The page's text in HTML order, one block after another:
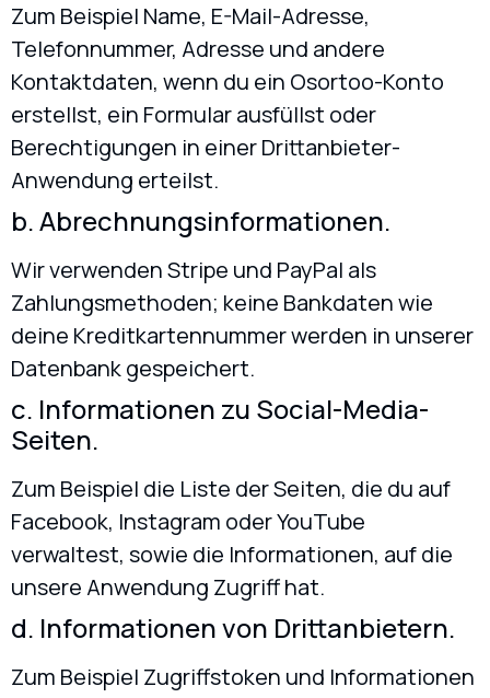
Zum Beispiel Name, E-Mail-Adresse,
Telefonnummer, Adresse und andere
Kontaktdaten, wenn du ein Osortoo-Konto
erstellst, ein Formular ausfüllst oder
Berechtigungen in einer Drittanbieter-
Anwendung erteilst.
b. Abrechnungsinformationen.
Wir verwenden Stripe und PayPal als
Zahlungsmethoden; keine Bankdaten wie
deine Kreditkartennummer werden in unserer
Datenbank gespeichert.
c. Informationen zu Social-Media-
Seiten.
Zum Beispiel die Liste der Seiten, die du auf
Facebook, Instagram oder YouTube
verwaltest, sowie die Informationen, auf die
unsere Anwendung Zugriff hat.
d. Informationen von Drittanbietern.
Zum Beispiel Zugriffstoken und Informationen